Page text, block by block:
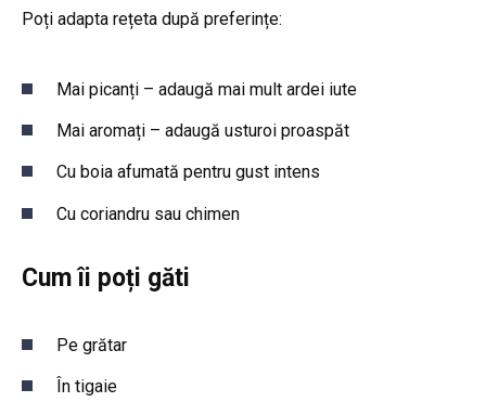
Poți adapta rețeta după preferințe:
Mai picanți – adaugă mai mult ardei iute
Mai aromați – adaugă usturoi proaspăt
Cu boia afumată pentru gust intens
Cu coriandru sau chimen
Cum îi poți găti
Pe grătar
În tigaie